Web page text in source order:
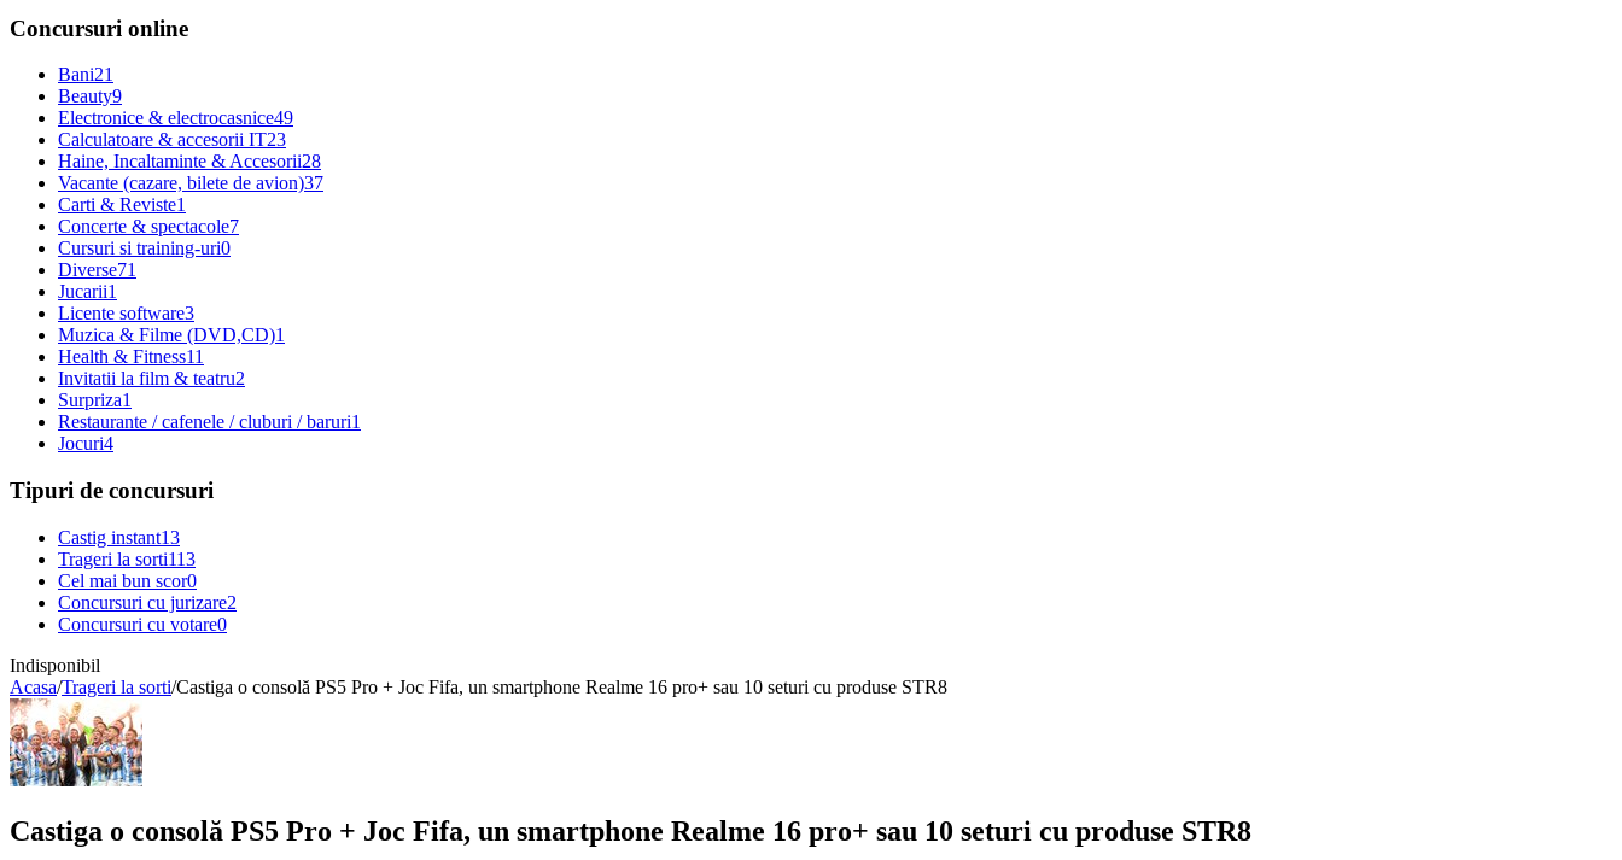
Concursuri online
Bani21
Beauty9
Electronice & electrocasnice49
Calculatoare & accesorii IT23
Haine, Incaltaminte & Accesorii28
Vacante (cazare, bilete de avion)37
Carti & Reviste1
Concerte & spectacole7
Cursuri si training-uri0
Diverse71
Jucarii1
Licente software3
Muzica & Filme (DVD,CD)1
Health & Fitness11
Invitatii la film & teatru2
Surpriza1
Restaurante / cafenele / cluburi / baruri1
Jocuri4
Tipuri de concursuri
Castig instant13
Trageri la sorti113
Cel mai bun scor0
Concursuri cu jurizare2
Concursuri cu votare0
Indisponibil
Acasa/Trageri la sorti/Castiga o consolă PS5 Pro + Joc Fifa, un smartphone Realme 16 pro+ sau 10 seturi cu produse STR8
Castiga o consolă PS5 Pro + Joc Fifa, un smartphone Realme 16 pro+ sau 10 seturi cu produse STR8